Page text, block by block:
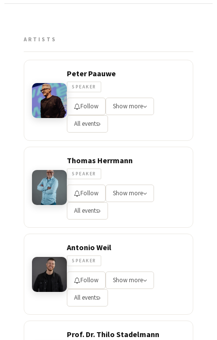
ARTISTS
Peter Paauwe
SPEAKER
Follow Show more
All events
Thomas Herrmann
SPEAKER
Follow Show more
All events
Antonio Weil
SPEAKER
Follow Show more
All events
Prof. Dr. Thilo Stadelmann